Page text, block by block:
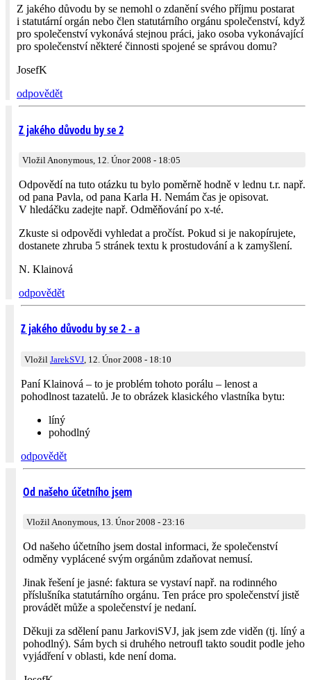
Z jakého důvodu by se nemohl o zdanění svého příjmu postarat
i statutární orgán nebo člen statutárního orgánu společenství, když
pro společenství vykonává stejnou práci, jako osoba vykonávající
pro společenství některé činnosti spojené se správou domu?
JosefK
odpovědět
Z jakého důvodu by se 2
Vložil Anonymous, 12. Únor 2008 - 18:05
Odpovědí na tuto otázku tu bylo poměrně hodně v lednu t.r. např.
od pana Pavla, od pana Karla H. Nemám čas je opisovat.
V hledáčku zadejte např. Odměňování po x-té.
Zkuste si odpovědi vyhledat a pročíst. Pokud si je nakopírujete,
dostanete zhruba 5 stránek textu k prostudování a k zamyšlení.
N. Klainová
odpovědět
Z jakého důvodu by se 2 - a
Vložil JarekSVJ , 12. Únor 2008 - 18:10
Paní Klainová – to je problém tohoto porálu – lenost a
pohodlnost tazatelů. Je to obrázek klasického vlastníka bytu:
líný
pohodlný
odpovědět
Od našeho účetního jsem
Vložil Anonymous, 13. Únor 2008 - 23:16
Od našeho účetního jsem dostal informaci, že společenství
odměny vyplácené svým orgánům zdaňovat nemusí.
Jinak řešení je jasné: faktura se vystaví např. na rodinného
příslušníka statutárního orgánu. Ten práce pro společenství jistě
provádět může a společenství je nedaní.
Děkuji za sdělení panu JarkoviSVJ, jak jsem zde viděn (tj. líný a
pohodlný). Sám bych si druhého netroufl takto soudit podle jeho
vyjádření v oblasti, kde není doma.